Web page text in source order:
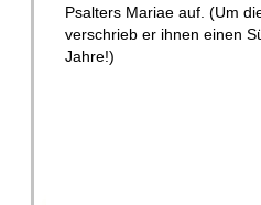
Psalters Mariae auf. (Um
verschrieb er ihnen einen
Jahre!)